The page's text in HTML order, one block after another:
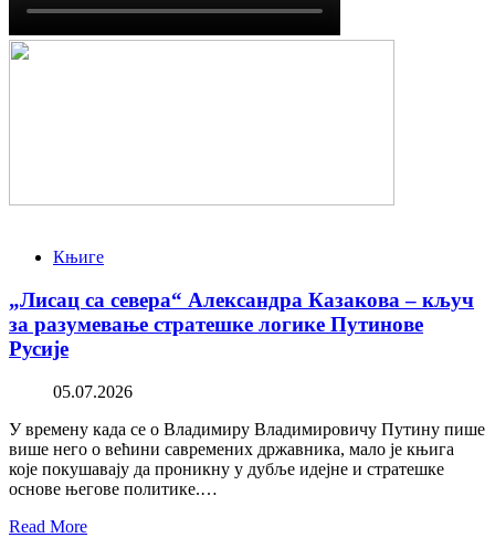
Књиге
„Лисац са севера“ Александра Казакова – кључ
за разумевање стратешке логике Путинове
Русије
05.07.2026
У времену када се о Владимиру Владимировичу Путину пише
више него о већини савремених државника, мало је књига
које покушавају да проникну у дубље идејне и стратешке
основе његове политике.…
Read More